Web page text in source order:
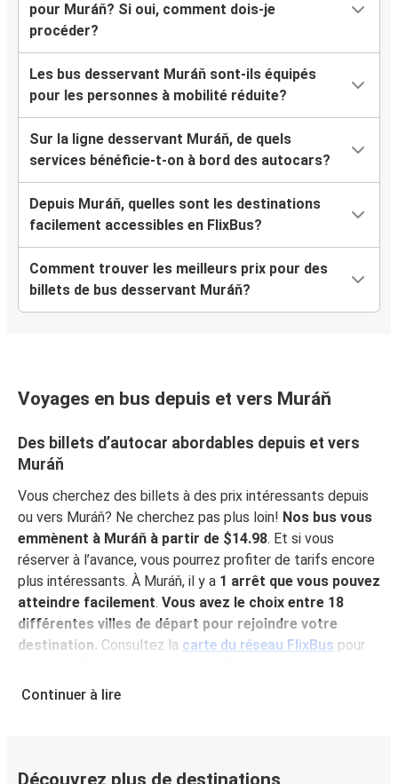
pour Muráň? Si oui, comment dois-je
procéder?
Les bus desservant Muráň sont-ils équipés
pour les personnes à mobilité réduite?
Sur la ligne desservant Muráň, de quels
services bénéficie-t-on à bord des autocars?
Depuis Muráň, quelles sont les destinations
facilement accessibles en FlixBus?
Comment trouver les meilleurs prix pour des
billets de bus desservant Muráň?
Voyages en bus depuis et vers Muráň
Des billets d’autocar abordables depuis et vers
Muráň
Vous cherchez des billets à des prix intéressants depuis
ou vers Muráň? Ne cherchez pas plus loin! Nos bus vous
emmènent à Muráň à partir de $14.98. Et si vous
réserver à l’avance, vous pourrez profiter de tarifs encore
plus intéressants. À Muráň, il y a 1 arrêt que vous pouvez
atteindre facilement. Vous avez le choix entre 18
différentes villes de départ pour rejoindre votre
destination. Consultez la carte du réseau FlixBus pour
ville!
FlixBus représente le choix idéal en termes de prix
Continuer à lire